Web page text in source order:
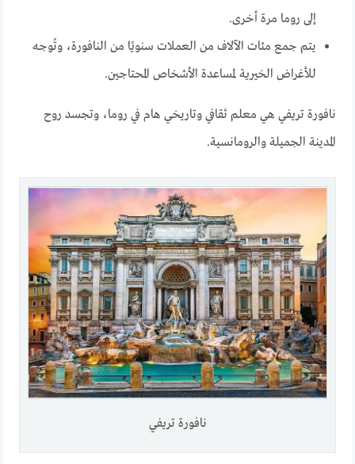
إلى روما مرة أخرى.
يتم جمع مئات الآلاف من العملات سنويًا من النافورة، وتُوجه
للأغراض الخيرية لمساعدة الأشخاص المحتاجين.
نافورة تريفي هي معلم ثقافي وتاريخي هام في روما، وتجسد روح
المدينة الجميلة والرومانسية.
نافورة تريفي